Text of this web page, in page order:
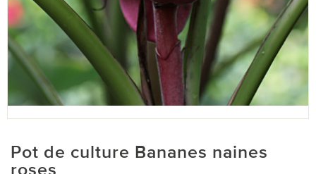
Pot de culture Bananes naines
roses